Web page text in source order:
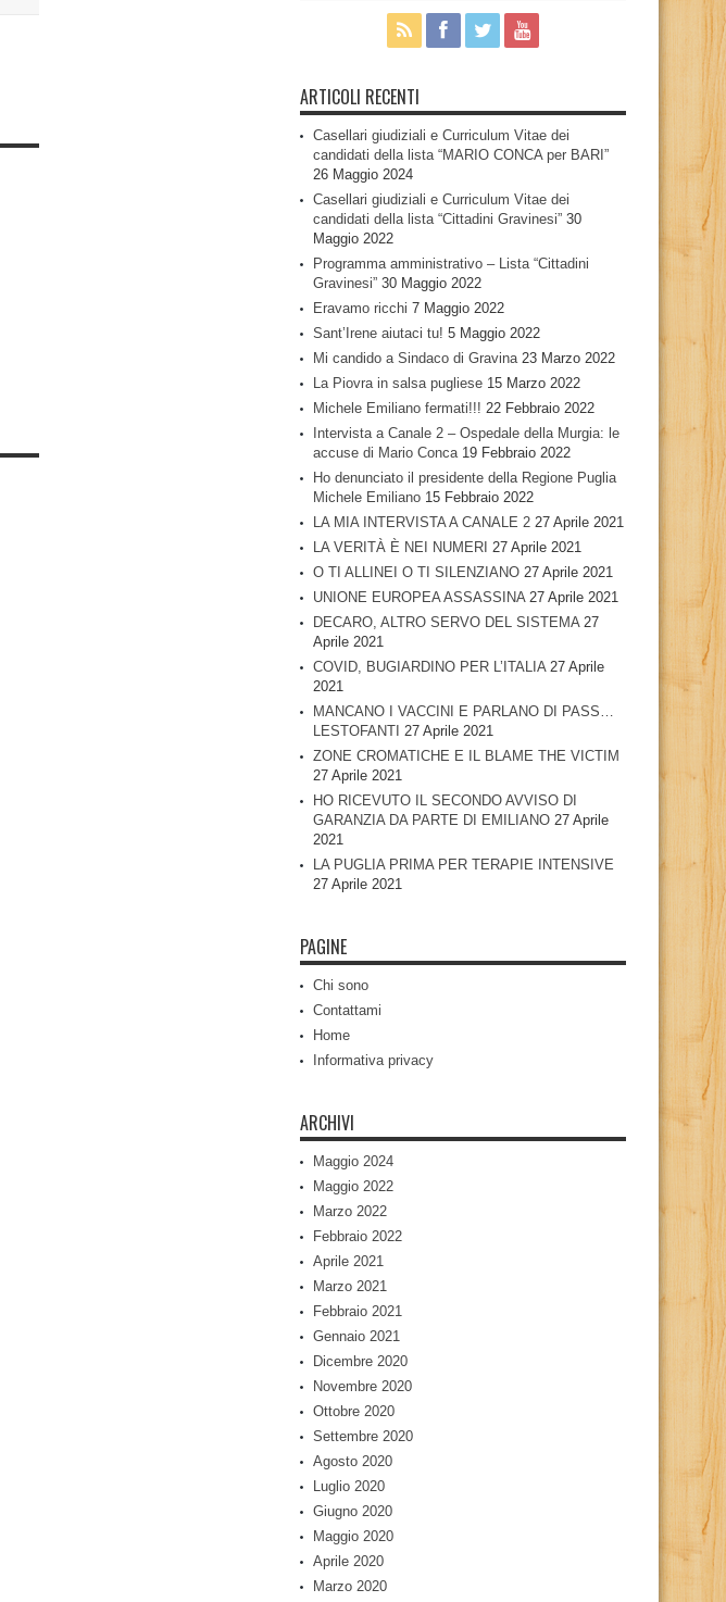
ARTICOLI RECENTI
Casellari giudiziali e Curriculum Vitae dei
candidati della lista “MARIO CONCA per BARI”
26 Maggio 2024
Casellari giudiziali e Curriculum Vitae dei
candidati della lista “Cittadini Gravinesi” 30
Maggio 2022
Programma amministrativo – Lista “Cittadini
Gravinesi” 30 Maggio 2022
Eravamo ricchi 7 Maggio 2022
Sant’Irene aiutaci tu! 5 Maggio 2022
Mi candido a Sindaco di Gravina 23 Marzo 2022
La Piovra in salsa pugliese 15 Marzo 2022
Michele Emiliano fermati!!! 22 Febbraio 2022
Intervista a Canale 2 – Ospedale della Murgia: le
accuse di Mario Conca 19 Febbraio 2022
Ho denunciato il presidente della Regione Puglia
Michele Emiliano 15 Febbraio 2022
LA MIA INTERVISTA A CANALE 2 27 Aprile 2021
LA VERITÀ È NEI NUMERI 27 Aprile 2021
O TI ALLINEI O TI SILENZIANO 27 Aprile 2021
UNIONE EUROPEA ASSASSINA 27 Aprile 2021
DECARO, ALTRO SERVO DEL SISTEMA 27
Aprile 2021
COVID, BUGIARDINO PER L’ITALIA 27 Aprile
2021
MANCANO I VACCINI E PARLANO DI PASS…
LESTOFANTI 27 Aprile 2021
ZONE CROMATICHE E IL BLAME THE VICTIM
27 Aprile 2021
HO RICEVUTO IL SECONDO AVVISO DI
GARANZIA DA PARTE DI EMILIANO 27 Aprile
2021
LA PUGLIA PRIMA PER TERAPIE INTENSIVE
27 Aprile 2021
PAGINE
Chi sono
Contattami
Home
Informativa privacy
ARCHIVI
Maggio 2024
Maggio 2022
Marzo 2022
Febbraio 2022
Aprile 2021
Marzo 2021
Febbraio 2021
Gennaio 2021
Dicembre 2020
Novembre 2020
Ottobre 2020
Settembre 2020
Agosto 2020
Luglio 2020
Giugno 2020
Maggio 2020
Aprile 2020
Marzo 2020